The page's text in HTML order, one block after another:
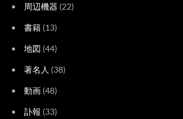
周辺機器 (22)
書籍 (13)
地図 (44)
著名人 (38)
動画 (48)
訃報 (33)